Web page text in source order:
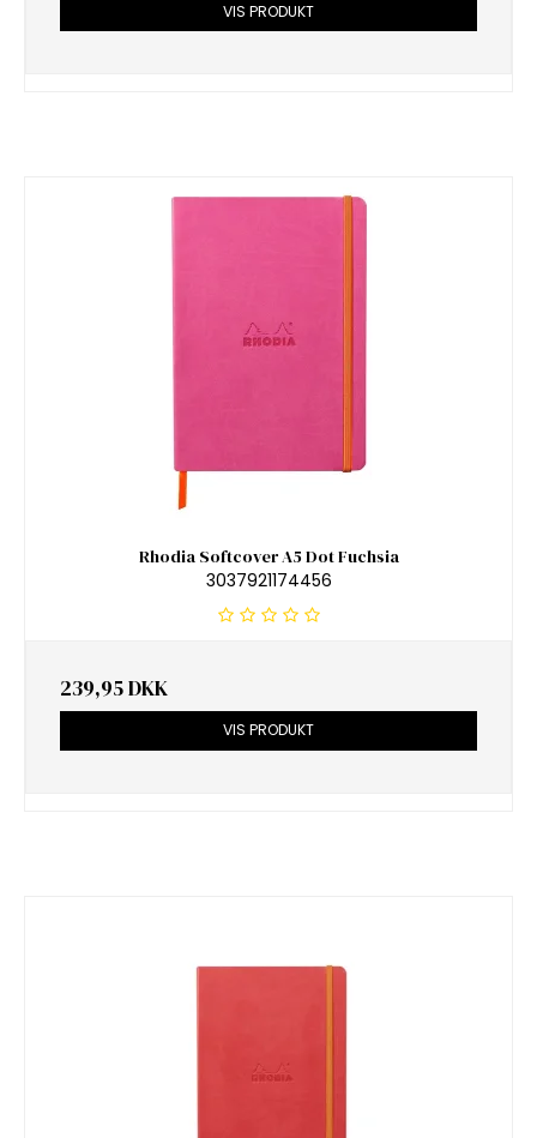
VIS PRODUKT
Rhodia Softcover A5 Dot Fuchsia
3037921174456
239,95 DKK
VIS PRODUKT